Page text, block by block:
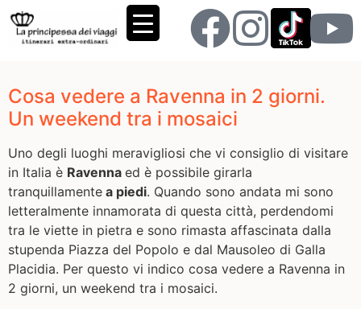
Cosa vedere a Ravenna in 2 giorni.
Un weekend tra i mosaici
Uno degli luoghi meravigliosi che vi consiglio di visitare
in Italia è Ravenna ed è possibile girarla
tranquillamente a piedi. Quando sono andata mi sono
letteralmente innamorata di questa città, perdendomi
tra le viette in pietra e sono rimasta affascinata dalla
stupenda Piazza del Popolo e dal Mausoleo di Galla
Placidia. Per questo vi indico cosa vedere a Ravenna in
2 giorni, un weekend tra i mosaici.